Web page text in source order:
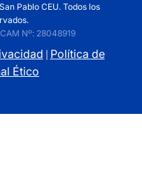
Pablo CEU. Todos los
Nº: 28048919
Política de
Ético